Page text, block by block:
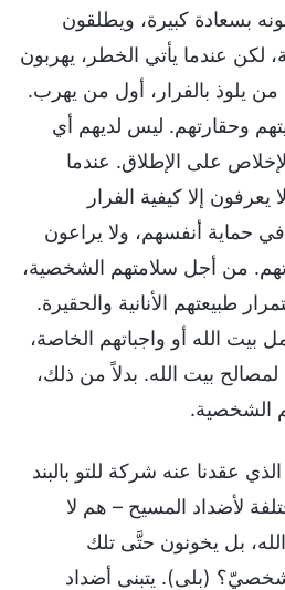
بسعادة كبيرة، ويطلقون
لكن عندما يأتي الخطر، يهربون
يلوذ بالفرار، أول من يهرب.
وحقارتهم. ليس لديهم أي
على الإطلاق. عندما
إلا كيفية الفرار
في حماية أنفسهم، ولا يراعون
من أجل سلامتهم الشخصية،
طبيعتهم الأنانية والحقيرة.
بيت الله أو واجباتهم الخاصة،
بيت الله. بدلاً من ذلك،
الشخصية.
عقدنا عنه شركة للتو بالبند
لأضداد المسيح – هم لا
بل يخونون حتَّى تلك
(بلى). يتبنى أضداد